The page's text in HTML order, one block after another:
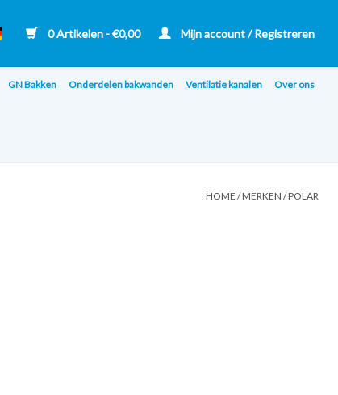
0 Artikelen - €0,00 Mijn account / Registreren
GN Bakken Onderdelen bakwanden Ventilatie kanalen Over ons
HOME /MERKEN /POLAR